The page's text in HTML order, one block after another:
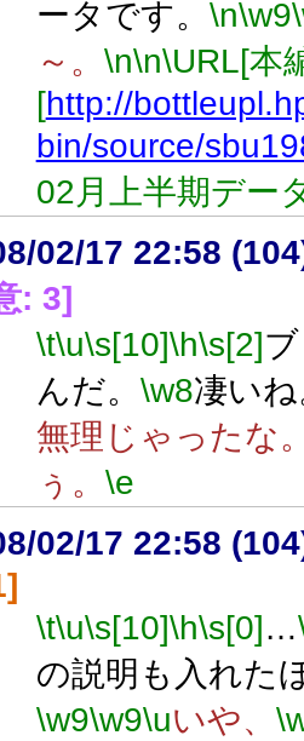
ータです。 \n\w9
～。 \n\n\URL[本
[http://
bin/source/
02月上半期デー
02/17 22:58
: 3]
\t\u\s[10]\h\s[2]
んだ。 \w8凄い
無理じゃったな
ぅ。 \e
02/17 22:58
\t\u\s[10]\h\s[0] …
の説明も入れた
\w9\w9\uいや、